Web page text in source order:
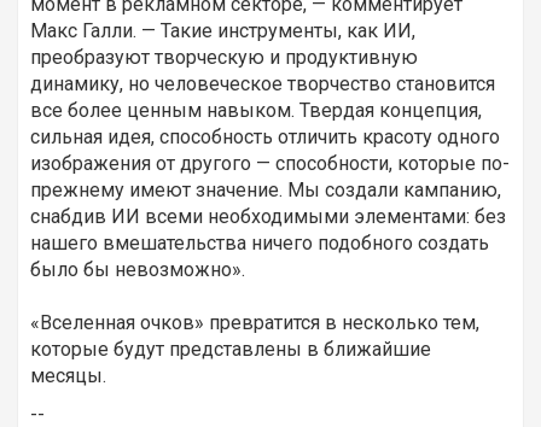
Макс Галли. — Такие инструменты, как ИИ,
преобразуют творческую и продуктивную
динамику, но человеческое творчество становится
все более ценным навыком. Твердая концепция,
сильная идея, способность отличить красоту одного
изображения от другого — способности, которые по-
прежнему имеют значение. Мы создали кампанию,
снабдив ИИ всеми необходимыми элементами: без
нашего вмешательства ничего подобного создать
было бы невозможно».
«Вселенная очков» превратится в несколько тем,
которые будут представлены в ближайшие
месяцы.
--